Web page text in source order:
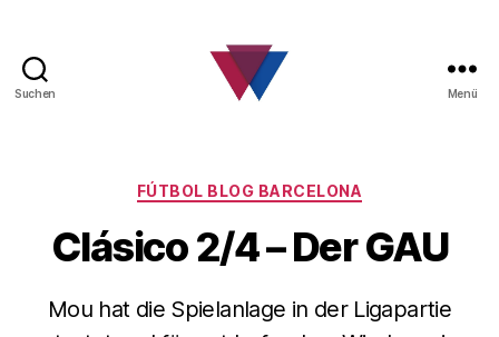
Suchen Menü
Kategorien
FÚTBOL BLOG BARCELONA
Clásico 2/4 – Der GAU
Mou hat die Spielanlage in der Ligapartie